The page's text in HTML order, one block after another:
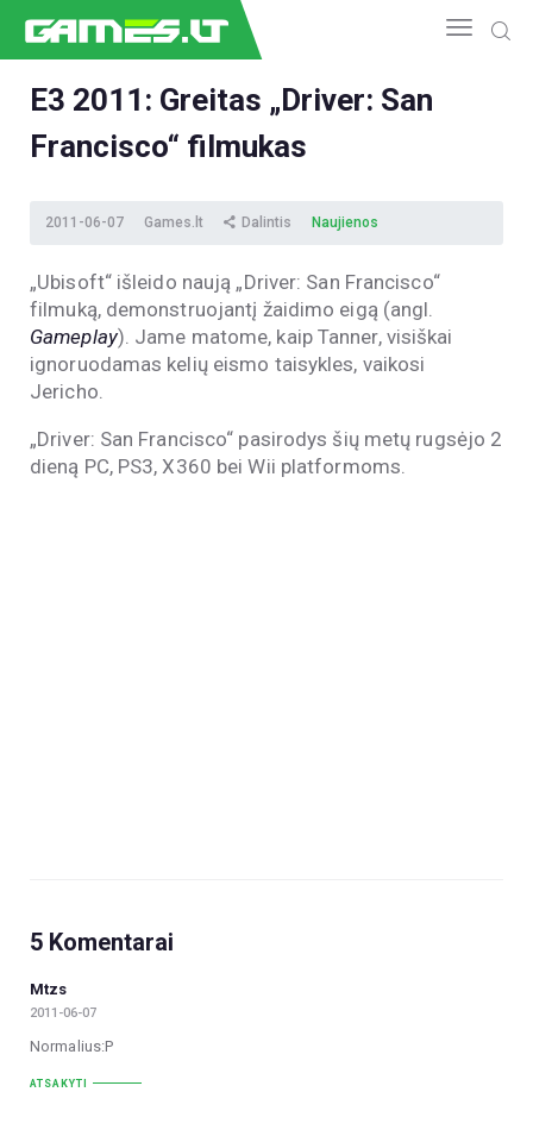
NAUJIENOS
ESPORTAS
VIDEO
APŽVALGOS
ŽAIDIMAI
E3 2011: Greitas „Driver: San
Francisco“ filmukas
2011-06-07 Games.lt Dalintis Naujienos
„Ubisoft“ išleido naują „Driver: San Francisco“
filmuką, demonstruojantį žaidimo eigą (angl.
Gameplay). Jame matome, kaip Tanner, visiškai
ignoruodamas kelių eismo taisykles, vaikosi
Jericho.
„Driver: San Francisco“ pasirodys šių metų rugsėjo 2
dieną PC, PS3, X360 bei Wii platformoms.
5 Komentarai
Mtzs
2011-06-07
Normalius:P
ATSAKYTI